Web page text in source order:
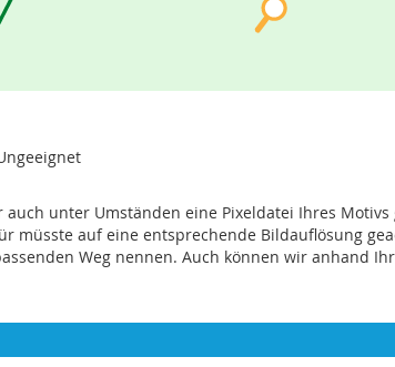
auch unter Umständen eine Pixeldatei Ihres
müsste auf eine entsprechende Bildauflösung
Weg nennen. Auch können wir anhand